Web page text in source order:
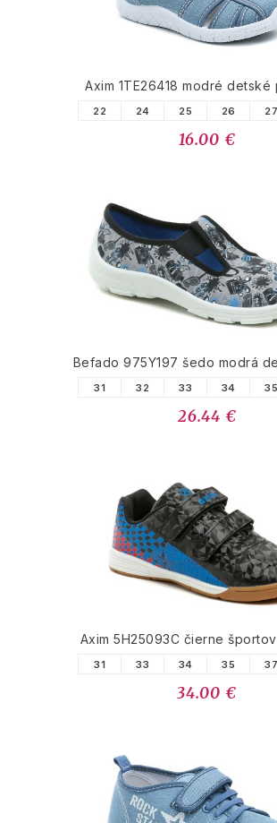
Axim 1TE26418 modré detské
22 24 25 26 27
16.00 €
Befado 975Y197 šedo modrá
31 32 33 34 35
26.44 €
Axim 5H25093C čierne
31 33 34 35 37
34.00 €